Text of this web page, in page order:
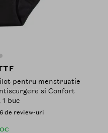
pentru menstruatie
si Confort
buc
de review-uri